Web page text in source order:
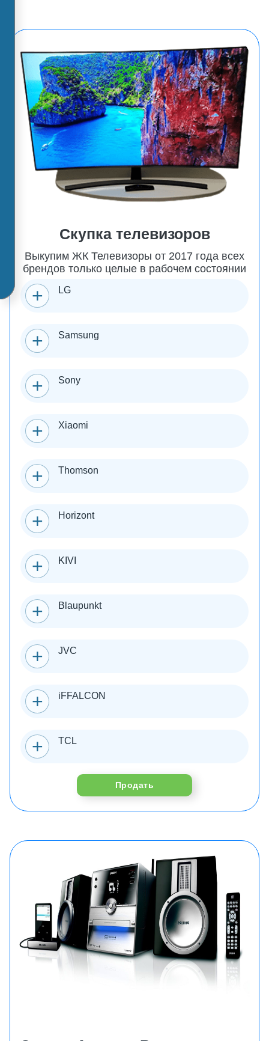
Скупка телевизоров
Выкупим ЖК Телевизоры от 2017 года всех
брендов только целые в рабочем состоянии
LG
Samsung
Sony
Xiaomi
Thomson
Horizont
KIVI
Blaupunkt
JVC
iFFALCON
TCL
Продать